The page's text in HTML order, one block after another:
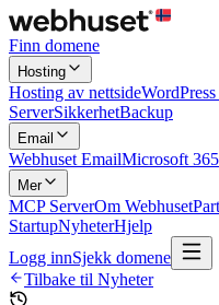
Finn domene
Hosting
Hosting av nettside
ServerSikkerhetBackup
Email
Webhuset EmailMicrosoft 365
Mer
MCP ServerOm Webhuset
StartupNyheterHjelp
Logg innSjekk domene
Tilbake til Nyheter